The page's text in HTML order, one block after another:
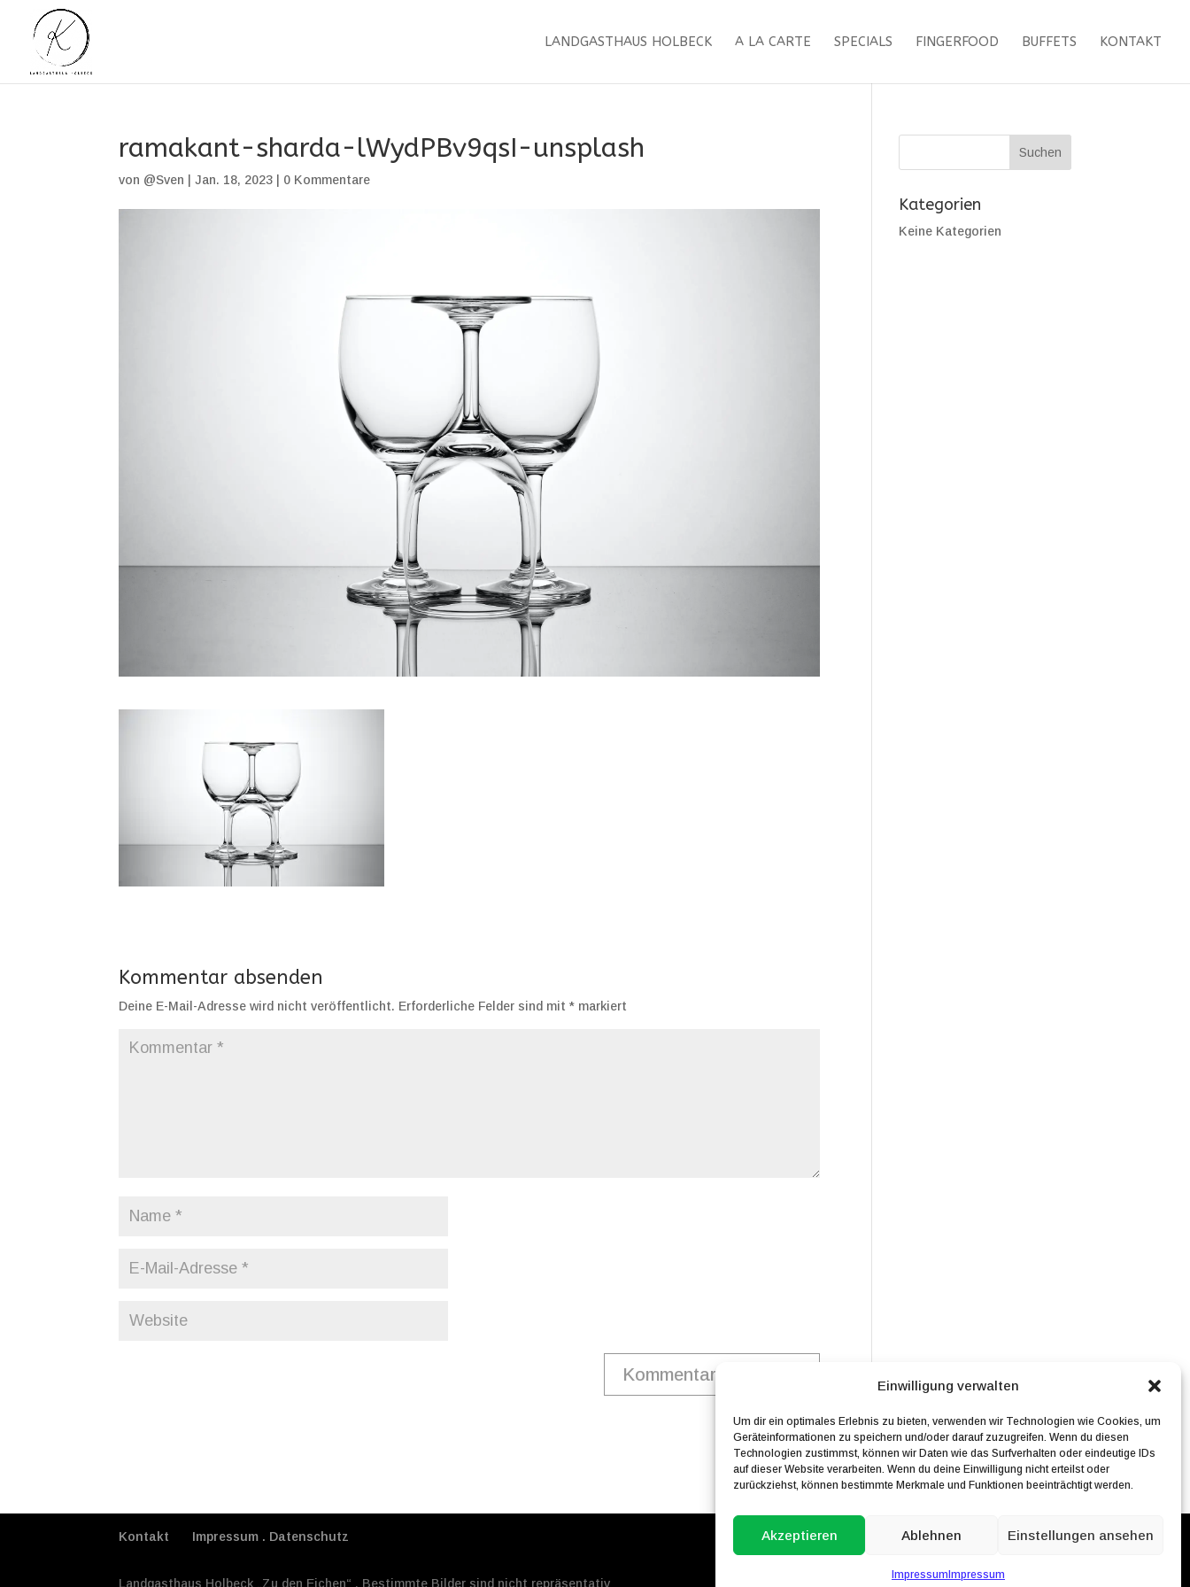
Einwilligung verwalten
Um dir ein optimales Erlebnis zu bieten, verwenden wir Technologien wie Cookies, um
Geräteinformationen zu speichern und/oder darauf zuzugreifen. Wenn du diesen
Technologien zustimmst, können wir Daten wie das Surfverhalten oder eindeutige IDs
auf dieser Website verarbeiten. Wenn du deine Einwilligung nicht erteilst oder
zurückziehst, können bestimmte Merkmale und Funktionen beeinträchtigt werden.
Akzeptieren Ablehnen Einstellungen ansehen
Impressum Impressum
LANDGASTHAUS HOLBECK A LA CARTE SPECIALS FINGERFOOD BUFFETS KONTAKT
ramakant-sharda-lWydPBv9qsI-unsplash
von @Sven |Jan. 18, 2023 0 Kommentare
Kommentar absenden
Deine E-Mail-Adresse wird nicht veröffentlicht. Erforderliche Felder sind mit* markiert
Kategorien
Keine Kategorien
Kontakt Impressum . Datenschutz
Landgasthaus Holbeck „Zu den Eichen“ . Bestimmte Bilder sind nicht repräsentativ